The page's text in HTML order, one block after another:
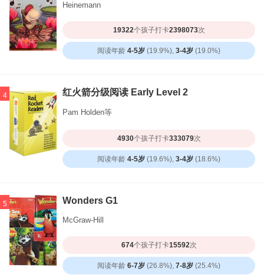
Heinemann
19322个孩子打卡2398073次
阅读年龄 4-5岁 (19.9%), 3-4岁 (19.0%)
4 红火箭分级阅读 Early Level 2
Pam Holden等
4930个孩子打卡333079次
阅读年龄 4-5岁 (19.6%), 3-4岁 (18.6%)
5 Wonders G1
McGraw-Hill
674个孩子打卡15592次
阅读年龄 6-7岁 (26.8%), 7-8岁 (25.4%)